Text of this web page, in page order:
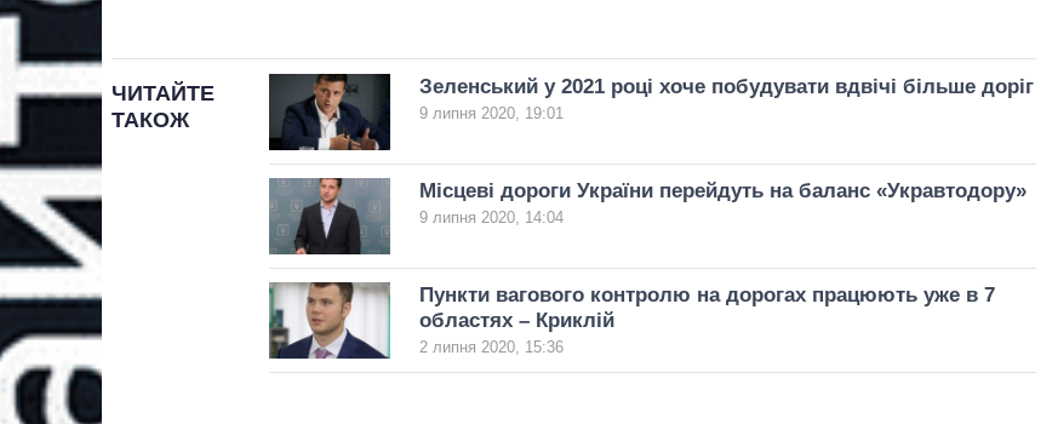
ЧИТАЙТЕ
ТАКОЖ
Зеленський у 2021 році хоче побудувати вдвічі більше доріг
9 липня 2020, 19:01
Місцеві дороги України перейдуть на баланс «Укравтодору»
9 липня 2020, 14:04
Пункти вагового контролю на дорогах працюють уже в 7
областях – Криклій
2 липня 2020, 15:36